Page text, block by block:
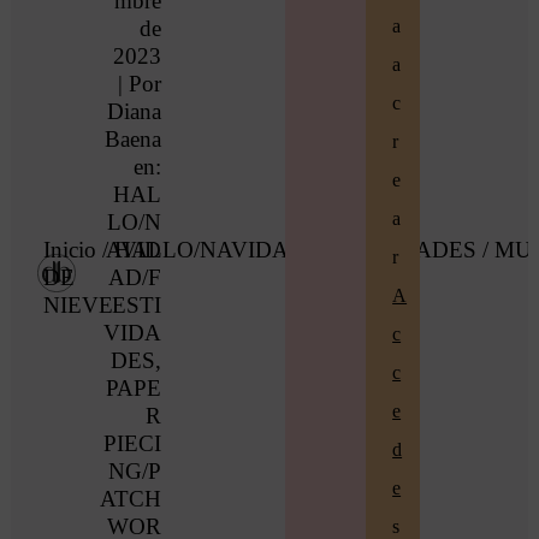
Inicio /HALLO/NAVIDAD/FESTIVIDADES /
DE
NIEVE
de
2023
| Por
Diana
Baena
en:
HAL
LO/N
AVID
AD/F
ESTI
VIDA
DES,
PAPE
R
PIECI
NG/P
ATCH
WOR
a
a
c
r
e
a
r
A
c
c
e
d
e
s